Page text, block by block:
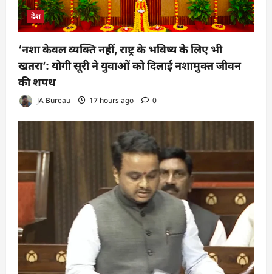
देश
‘नशा केवल व्यक्ति नहीं, राष्ट्र के भविष्य के लिए भी
खतरा’: योगी सूरी ने युवाओं को दिलाई नशामुक्त जीवन
की शपथ
JA Bureau 17 hours ago 0